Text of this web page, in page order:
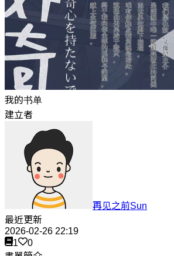
我的书单
建立者
再见之前Sun
最近更新
2026-02-26 22:19
1
0